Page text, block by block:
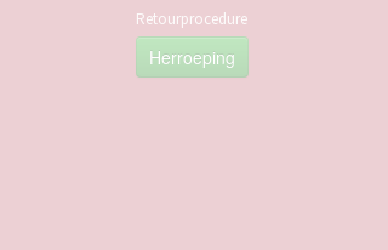
Retourprocedure
Herroeping